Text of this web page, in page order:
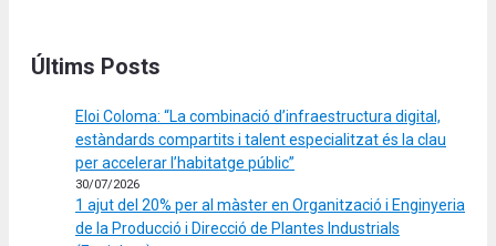
Últims Posts
Eloi Coloma: “La combinació d’infraestructura digital,
estàndards compartits i talent especialitzat és la clau
per accelerar l’habitatge públic”
30/07/2026
1 ajut del 20% per al màster en Organització i Enginyeria
de la Producció i Direcció de Plantes Industrials